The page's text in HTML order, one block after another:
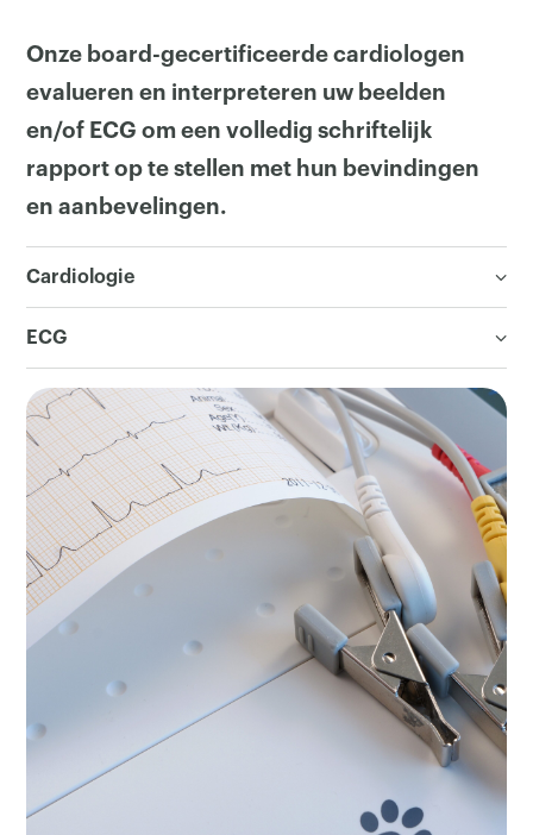
Onze board-gecertificeerde cardiologen
evalueren en interpreteren uw beelden
en/of ECG om een volledig schriftelijk
rapport op te stellen met hun bevindingen
en aanbevelingen.
Cardiologie
ECG